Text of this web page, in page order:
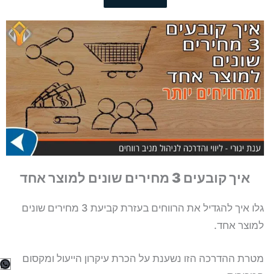
איך קובעים 3 מחירים שונים למוצר אחד
גלו איך להגדיל את הרווחים בעזרת קביעת 3 מחירים שונים
למוצר אחד.
מטרת ההדרכה הזו נשענת על הכרת עיקרון הייעול ומקסום